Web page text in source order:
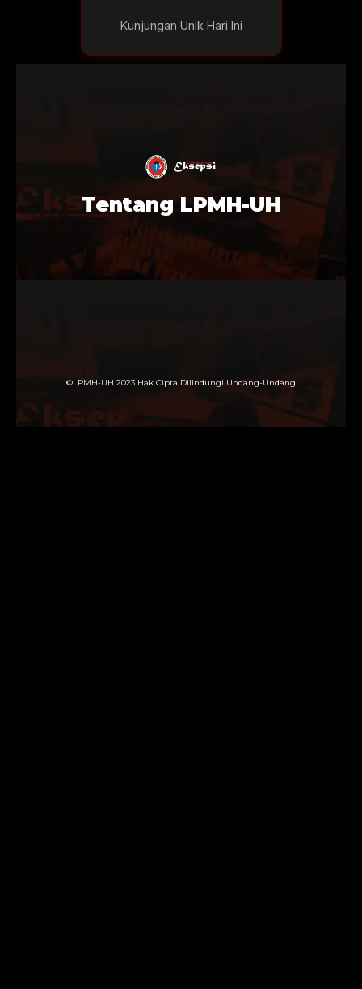
Kunjungan Unik Hari Ini
Tentang LPMH-UH
©LPMH-UH 2023 Hak Cipta Dilindungi Undang-Undang